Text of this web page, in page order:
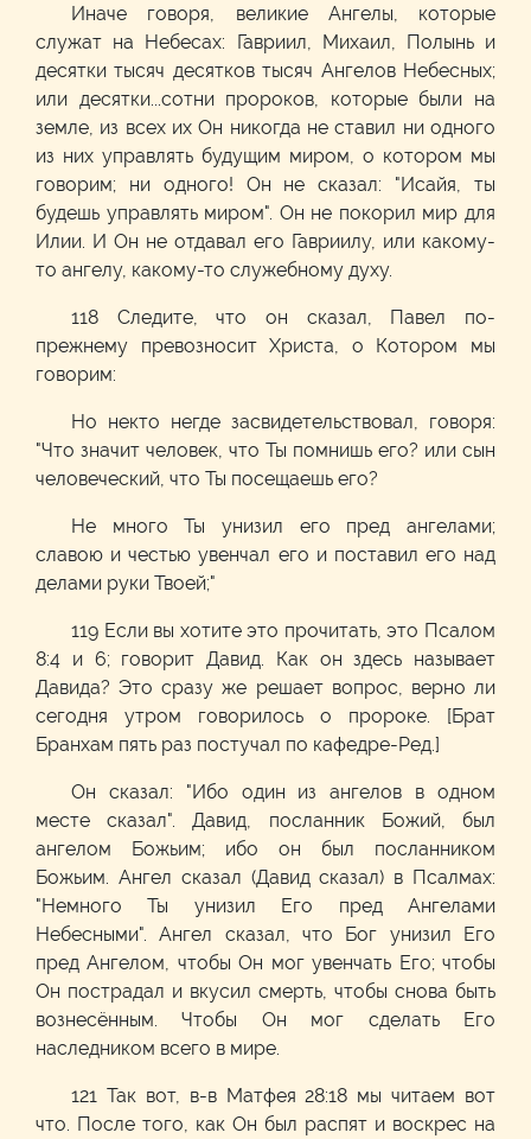
Иначе говоря, великие Ангелы, которые
служат на Небесах: Гавриил, Михаил, Полынь и
десятки тысяч десятков тысяч Ангелов Небесных;
или десятки...сотни пророков, которые были на
земле, из всех их Он никогда не ставил ни одного
из них управлять будущим миром, о котором мы
говорим; ни одного! Он не сказал: "Исайя, ты
будешь управлять миром". Он не покорил мир для
Илии. И Он не отдавал его Гавриилу, или какому-
то ангелу, какому-то служебному духу.
118 Следите, что он сказал, Павел по-
прежнему превозносит Христа, о Котором мы
говорим:
Но некто негде засвидетельствовал, говоря:
"Что значит человек, что Ты помнишь его? или сын
человеческий, что Ты посещаешь его?
Не много Ты унизил его пред ангелами;
славою и честью увенчал его и поставил его над
делами руки Твоей;"
119 Если вы хотите это прочитать, это Псалом
8:4 и 6; говорит Давид. Как он здесь называет
Давида? Это сразу же решает вопрос, верно ли
сегодня утром говорилось о пророке. [Брат
Бранхам пять раз постучал по кафедре-Ред.]
Он сказал: "Ибо один из ангелов в одном
месте сказал". Давид, посланник Божий, был
ангелом Божьим; ибо он был посланником
Божьим. Ангел сказал (Давид сказал) в Псалмах:
"Немного Ты унизил Его пред Ангелами
Небесными". Ангел сказал, что Бог унизил Его
пред Ангелом, чтобы Он мог увенчать Его; чтобы
Он пострадал и вкусил смерть, чтобы снова быть
вознесённым. Чтобы Он мог сделать Его
наследником всего в мире.
121 Так вот, в-в Матфея 28:18 мы читаем вот
что. После того, как Он был распят и воскрес на